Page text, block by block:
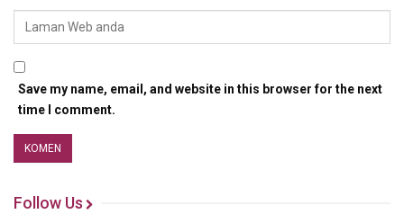
Save my name, email, and website in this browser for the next
time I comment.
Follow Us